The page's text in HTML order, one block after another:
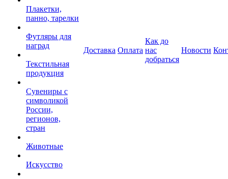
Плакетки,
панно, тарелки
Футляры для
наград
Текстильная
продукция
Сувениры с
символикой
России,
регионов,
стран
Животные
Искусство
Доставка Оплата
Как до
нас
добраться
Новости